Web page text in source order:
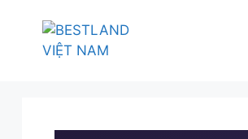
BESTLAND.VN•TIN